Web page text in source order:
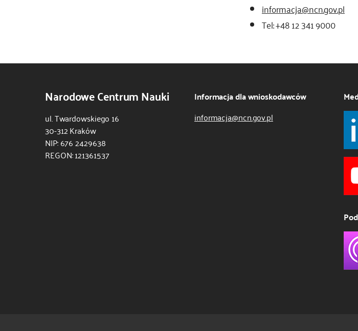
informacja@ncn.gov.pl
Tel: +48 12 341 9000
Narodowe Centrum Nauki
ul. Twardowskiego 16
30-312 Kraków
NIP: 676 2429638
REGON: 121361537
Informacja dla wnioskodawców
informacja@ncn.gov.pl